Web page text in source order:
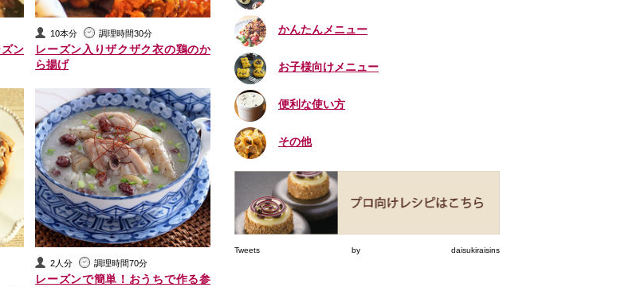
ン
10本分 調理時間30分
レーズン入りザクザク衣の鶏のか
ら揚げ
2人分 調理時間70分
レーズンで簡単！おうちで作る参
かんたんメニュー
お子様向けメニュー
便利な使い方
その他
Tweets by daisukiraisins